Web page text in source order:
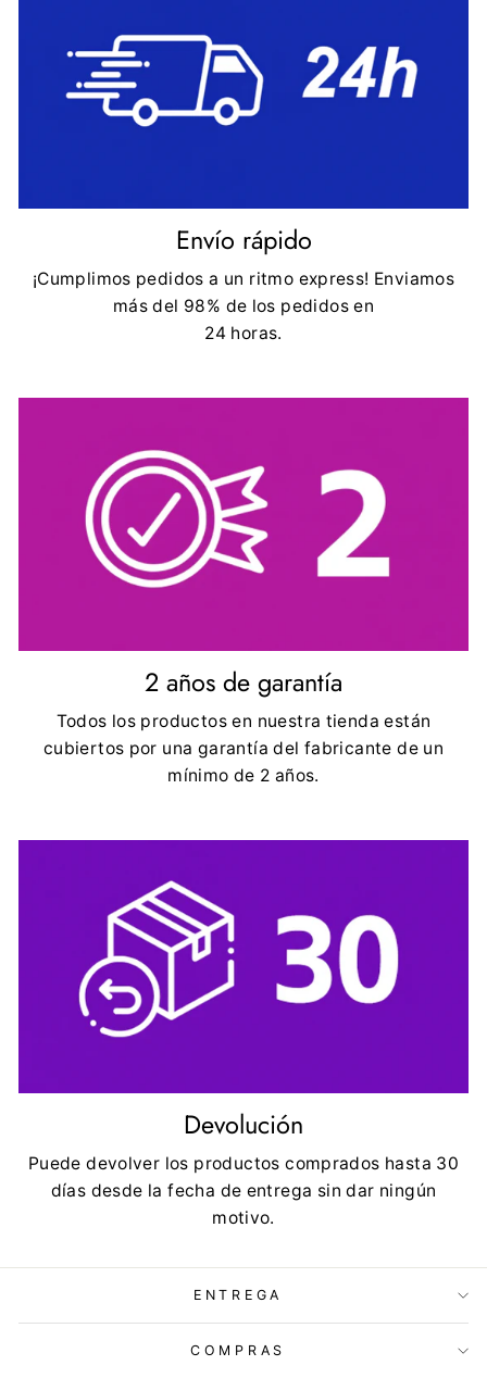
Envío rápido
¡Cumplimos pedidos a un ritmo express! Enviamos
más del 98% de los pedidos en
24 horas.
2 años de garantía
Todos los productos en nuestra tienda están
cubiertos por una garantía del fabricante de un
mínimo de 2 años.
Devolución
Puede devolver los productos comprados hasta 30
días desde la fecha de entrega sin dar ningún
motivo.
ENTREGA
COMPRAS